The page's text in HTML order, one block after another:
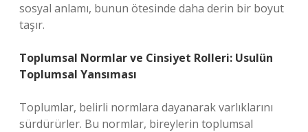
sosyal anlamı, bunun ötesinde daha derin bir boyut
taşır.
Toplumsal Normlar ve Cinsiyet Rolleri: Usulün
Toplumsal Yansıması
Toplumlar, belirli normlara dayanarak varlıklarını
sürdürürler. Bu normlar, bireylerin toplumsal